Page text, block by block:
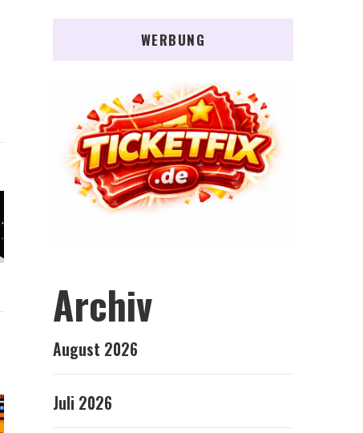
WERBUNG
Archiv
August 2026
Juli 2026